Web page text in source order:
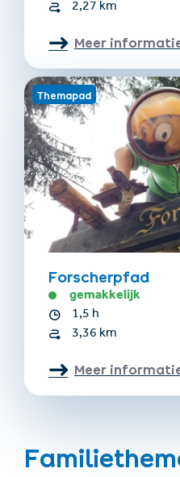
2,27 km
Meer
Themapad
Forscherpfad
gemakkelijk
1,5 h
3,36 km
Meer